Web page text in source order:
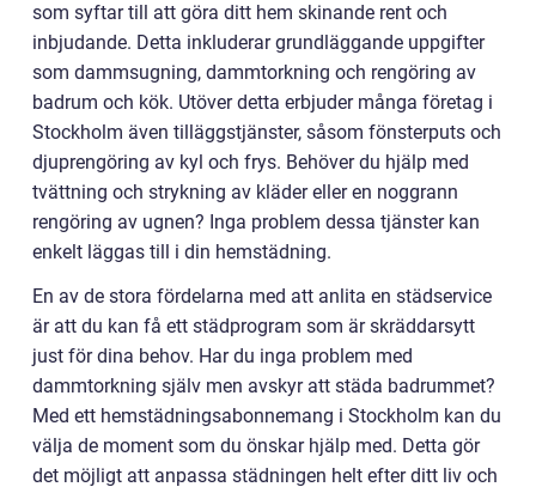
som syftar till att göra ditt hem skinande rent och
inbjudande. Detta inkluderar grundläggande uppgifter
som dammsugning, dammtorkning och rengöring av
badrum och kök. Utöver detta erbjuder många företag i
Stockholm även tilläggstjänster, såsom fönsterputs och
djuprengöring av kyl och frys. Behöver du hjälp med
tvättning och strykning av kläder eller en noggrann
rengöring av ugnen? Inga problem dessa tjänster kan
enkelt läggas till i din hemstädning.
En av de stora fördelarna med att anlita en städservice
är att du kan få ett städprogram som är skräddarsytt
just för dina behov. Har du inga problem med
dammtorkning själv men avskyr att städa badrummet?
Med ett hemstädningsabonnemang i Stockholm kan du
välja de moment som du önskar hjälp med. Detta gör
det möjligt att anpassa städningen helt efter ditt liv och